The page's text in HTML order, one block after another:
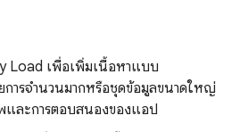
Load เพื่อเพิ่มเนื้อหาแบบ
การจํานวนมากหรือชุดข้อมูลขนาดใหญ่
และการตอบสนองของแอป